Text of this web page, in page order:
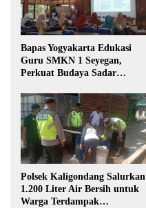
Bapas Yogyakarta Edukasi
Guru SMKN 1 Seyegan,
Perkuat Budaya Sadar
Polsek Kaligondang Salurkan
1.200 Liter Air Bersih untuk
Warga Terdampak